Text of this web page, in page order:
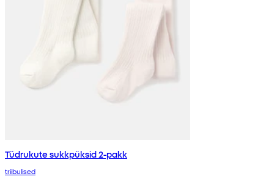
Tüdrukute sukkpüksid 2-pakk
triibulised